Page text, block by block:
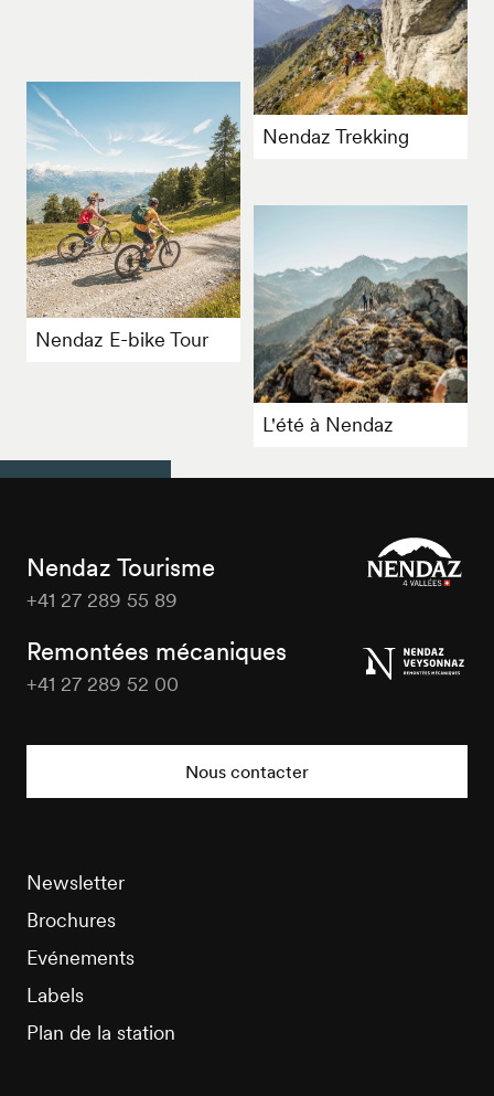
Nendaz Trekking
Nendaz E-bike Tour
L'été à Nendaz
Nendaz Tourisme
+41 27 289 55 89
Remontées mécaniques
+41 27 289 52 00
Nous contacter
Newsletter
Brochures
Evénements
Labels
Plan de la station